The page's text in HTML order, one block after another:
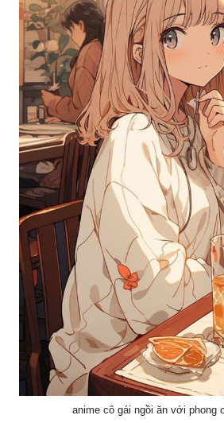
anime cô gái ngồi ăn với phong